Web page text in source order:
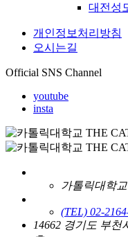
대전성
개인정보처리방침
오시는길
Official SNS Channel
youtube
insta
가톨릭대학
(TEL) 02-
14662 경기도 부천